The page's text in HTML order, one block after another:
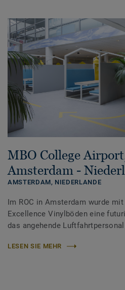
MBO College
Amsterdam -
AMSTERDAM, NIEDERLANDE
Im ROC in Amsterdam wurde
Excellence Vinylböden eine
das angehende
LESEN SIE MEHR